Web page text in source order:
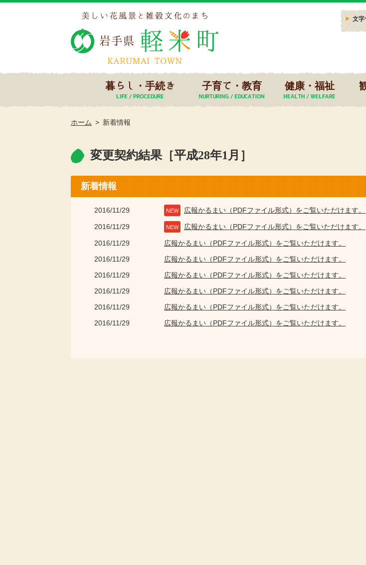
文字
暮らし・手続き 子育て・教育 健康・福祉
ホーム 新着情報
変更契約結果［平成28年1月］
新着情報
2016/11/29 NEW 広報かるまい（PDFファイル形式）をご覧いただけます。
2016/11/29 NEW 広報かるまい（PDFファイル形式）をご覧いただけます。
2016/11/29
広報かるまい（PDFファイル形式）をご覧いただけます。
2016/11/29
広報かるまい（PDFファイル形式）をご覧いただけます。
2016/11/29
広報かるまい（PDFファイル形式）をご覧いただけます。
2016/11/29
広報かるまい（PDFファイル形式）をご覧いただけます。
2016/11/29
広報かるまい（PDFファイル形式）をご覧いただけます。
2016/11/29
広報かるまい（PDFファイル形式）をご覧いただけます。